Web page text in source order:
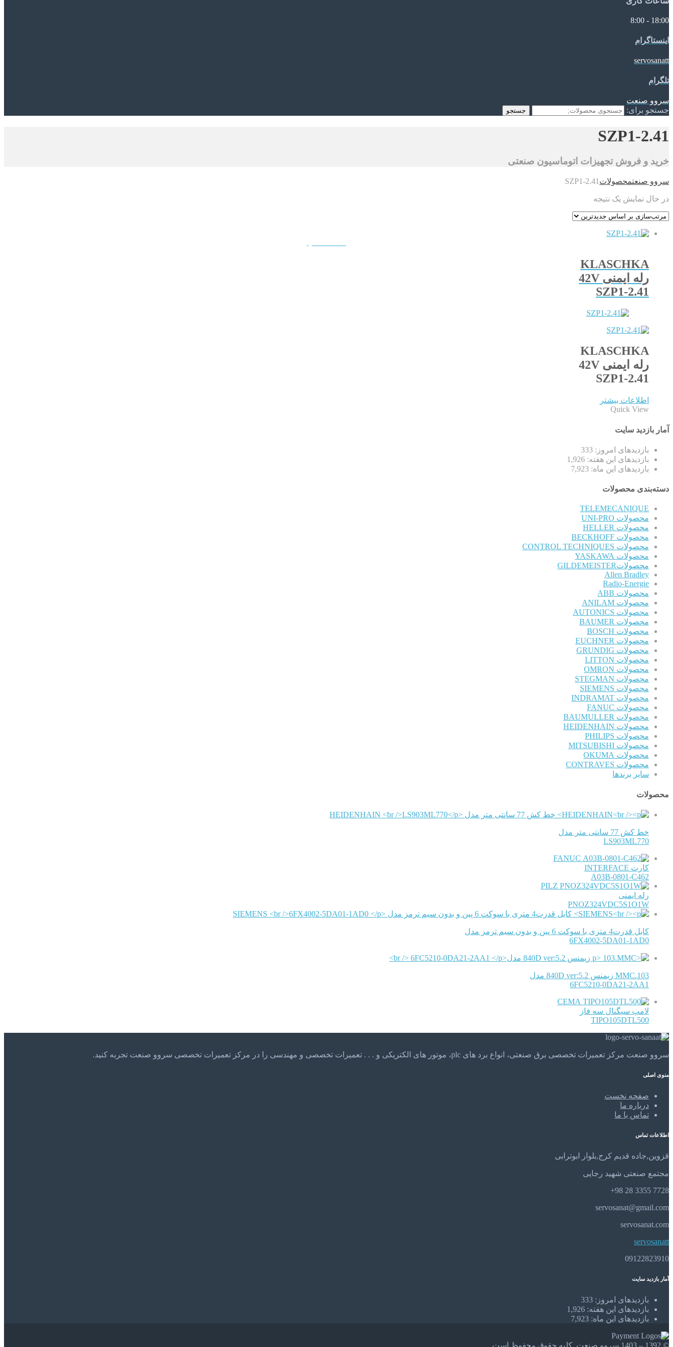
18:00 - 8:00
اینستاگرام
servosanatt
تلگرام
سروو صنعت
جستجو برای:
جستجو
SZP1-2.41
خرید و فروش تجهیزات اتوماسیون صنعتی
سروو صنعتمحصولات SZP1-2.41
در حال نمایش یک نتیجه
KLASCHKA
رله ایمنی 42V
SZP1-2.41
KLASCHKA
رله ایمنی 42V
SZP1-2.41
اطلاعات بیشتر
Quick View
آمار بازدید سایت
بازدیدهای امروز: 333
بازدیدهای این هفته: 1,926
بازدیدهای این ماه: 7,923
دسته‌بندی محصولات
TELEMECANIQUE
محصولات UNI-PRO
محصولات HELLER
محصولات BECKHOFF
محصولات CONTROL TECHNIQUES
محصولات YASKAWA
محصولاتGILDEMEISTER
Allen Bradley
Radio-Energie
محصولات ABB
محصولات ANILAM
محصولات AUTONICS
محصولات BAUMER
محصولات BOSCH
محصولات EUCHNER
محصولات GRUNDIG
محصولات LITTON
محصولات OMRON
محصولات STEGMAN
محصولات SIEMENS
محصولات INDRAMAT
محصولات FANUC
محصولات BAUMULLER
محصولات HEIDENHAIN
محصولات PHILIPS
محصولات MITSUBISHI
محصولات OKUMA
محصولات CONTRAVES
سایر برندها
محصولات
HEIDENHAIN
خط کش 77 سانتی متر مدل
LS903ML770
FANUC
کارت INTERFACE
A03B-0801-C462
PILZ
رله ایمنی
PNOZ324VDC5S1O1W
SIEMENS
کابل قدرت4 متری با سوکت 6 پین و بدون سیم ترمز مدل
6FX4002-5DA01-1AD0
103.MMC زیمنس 840D ver:5.2 مدل
6FC5210-0DA21-2AA1
CEMA
لامپ سیگنال سه فاز
TIPO105DTL500
سروو صنعت مرکز تعمیرات تخصصی برق صنعتی، انواع برد های plc، موتور های الکتریکی و . . . تعمیرات تخصصی و مهندسی را در مرکز تعمیرات تخصصی سروو صنعت تجربه کنید.
منوی اصلی
صفحه نخست
درباره ما
تماس با ما
اطلاعات تماس
قزوین,جاده قدیم کرج,بلوار ابوترابی
مجتمع صنعتی شهید رجایی
7728 3355 28 98+
servosanat@gmail.com
servosanat.com
servosanatt
09122823910
آمار بازدید سایت
بازدیدهای امروز: 333
بازدیدهای این هفته: 1,926
بازدیدهای این ماه: 7,923
© 1392 – 1403 سروو صنعت. کلیه حقوق محفوظ است.